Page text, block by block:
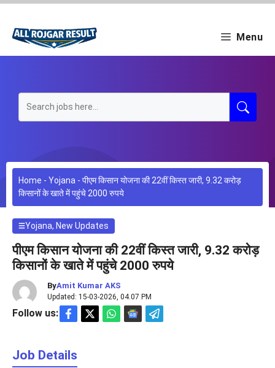
Skip
content
Menu
Home - Yojana - पीएम किसान योजना की 22वीं किस्त जारी, 9.32 करोड़
किसानों के खाते में पहुंचे 2000 रुपये
Yojana,New Updates
पीएम किसान योजना की 22वीं किस्त जारी, 9.32 करोड़
किसानों के खाते में पहुंचे 2000 रुपये
ByAmit Kumar AKS
Updated: 15-03-2026, 04.07 PM
Follow us:
Job Details